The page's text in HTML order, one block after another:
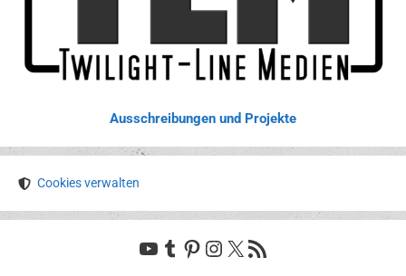
Ausschreibungen und Projekte
Cookies verwalten
YouTube
Tumblr
Pinterest
Instagram
X RSS-Feed